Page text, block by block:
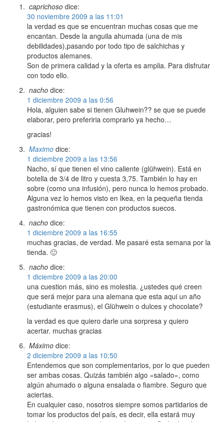
caprichoso dice:
30 noviembre 2009 a las 11:01
la verdad es que se encuentran muchas cosas que me
encantan. Desde la anguila ahumada (una de mis
debilidades),pasando por todo tipo de salchichas y
productos alemanes.
Son de primera calidad y la oferta es amplia. Para disfrutar
con todo ello.
nacho dice:
1 diciembre 2009 a las 0:56
Hola, alguien sabe si tienen Gluhwein?? se que se puede
elaborar, pero preferiria comprarlo ya hecho…
gracias!
Maximo dice:
1 diciembre 2009 a las 13:56
Nacho, sí que tienen el vino caliente (glühwein). Está en
botella de 3/4 de litro y cuesta 3,75. También lo hay en
sobre (como una infusión), pero nunca lo hemos probado.
Alguna vez lo hemos visto en Ikea, en la pequeña tienda
gastronómica que tienen con productos suecos.
nacho dice:
1 diciembre 2009 a las 16:55
muchas gracias, de verdad. Me pasaré esta semana por la
tienda. 🙂
nacho dice:
1 diciembre 2009 a las 20:00
una cuestion más, sino es molestia. ¿ustedes qué creen
que será mejor para una alemana que esta aqui un año
(estudiante erasmus), el Glühwein o dulces y chocolate?
la verdad es que quiero darle una sorpresa y quiero
acertar. muchas gracias
Máximo dice:
2 diciembre 2009 a las 10:50
Entendemos que son complementarios, por lo que pueden
ser ambas cosas. Quizás también algo «salado», como
algún ahumado o alguna ensalada o fiambre. Seguro que
aciertas.
En cualquier caso, nosotros siempre somos partidarios de
tomar los productos del país, es decir, ella estará muy